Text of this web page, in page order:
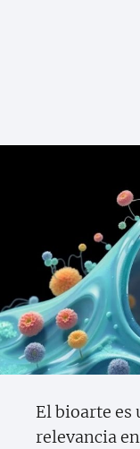
El bioarte es
relevancia